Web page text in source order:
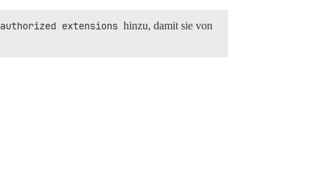
authorized extensions hinzu, damit sie von